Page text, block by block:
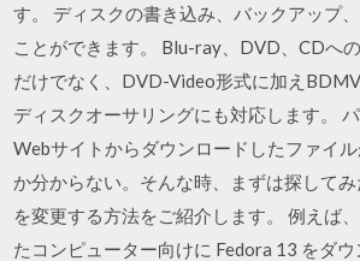
す。 ディスクの書き込み、バックアップ
ことができます。 Blu-ray、DVD、CDへ
だけでなく、DVD-Video形式に加え
ディスクオーサリングにも対応します。
Webサイトからダウンロードしたファイ
か分からない。そんな時、まずは探して
を変更する方法をご紹介します。 例えば
たコンピューター向けに Fedora 13 をダ